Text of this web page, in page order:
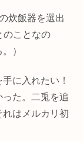
炊飯器を選出
のことなの
）
に入れたい！
た。二兎を追
はメルカリ初